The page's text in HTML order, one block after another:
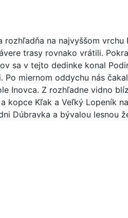
na najvyššom vrchu
trasy rovnako vrátili.
sa v tejto dedinke konal
miernom oddychu nás
Inovca. Z rozhľadne vidno
kopce Kľak a Veľký Lopeník
Dúbravka a bývalou lesnou